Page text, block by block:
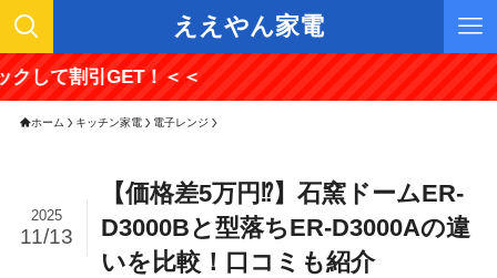
ええやん家電
GET！＜＜
ホーム キッチン家電 電子レンジ
【価格差5万円⁉】石窯ドームER-
D3000Bと型落ちER-D3000Aの違
いを比較！口コミも紹介
2025
11/13